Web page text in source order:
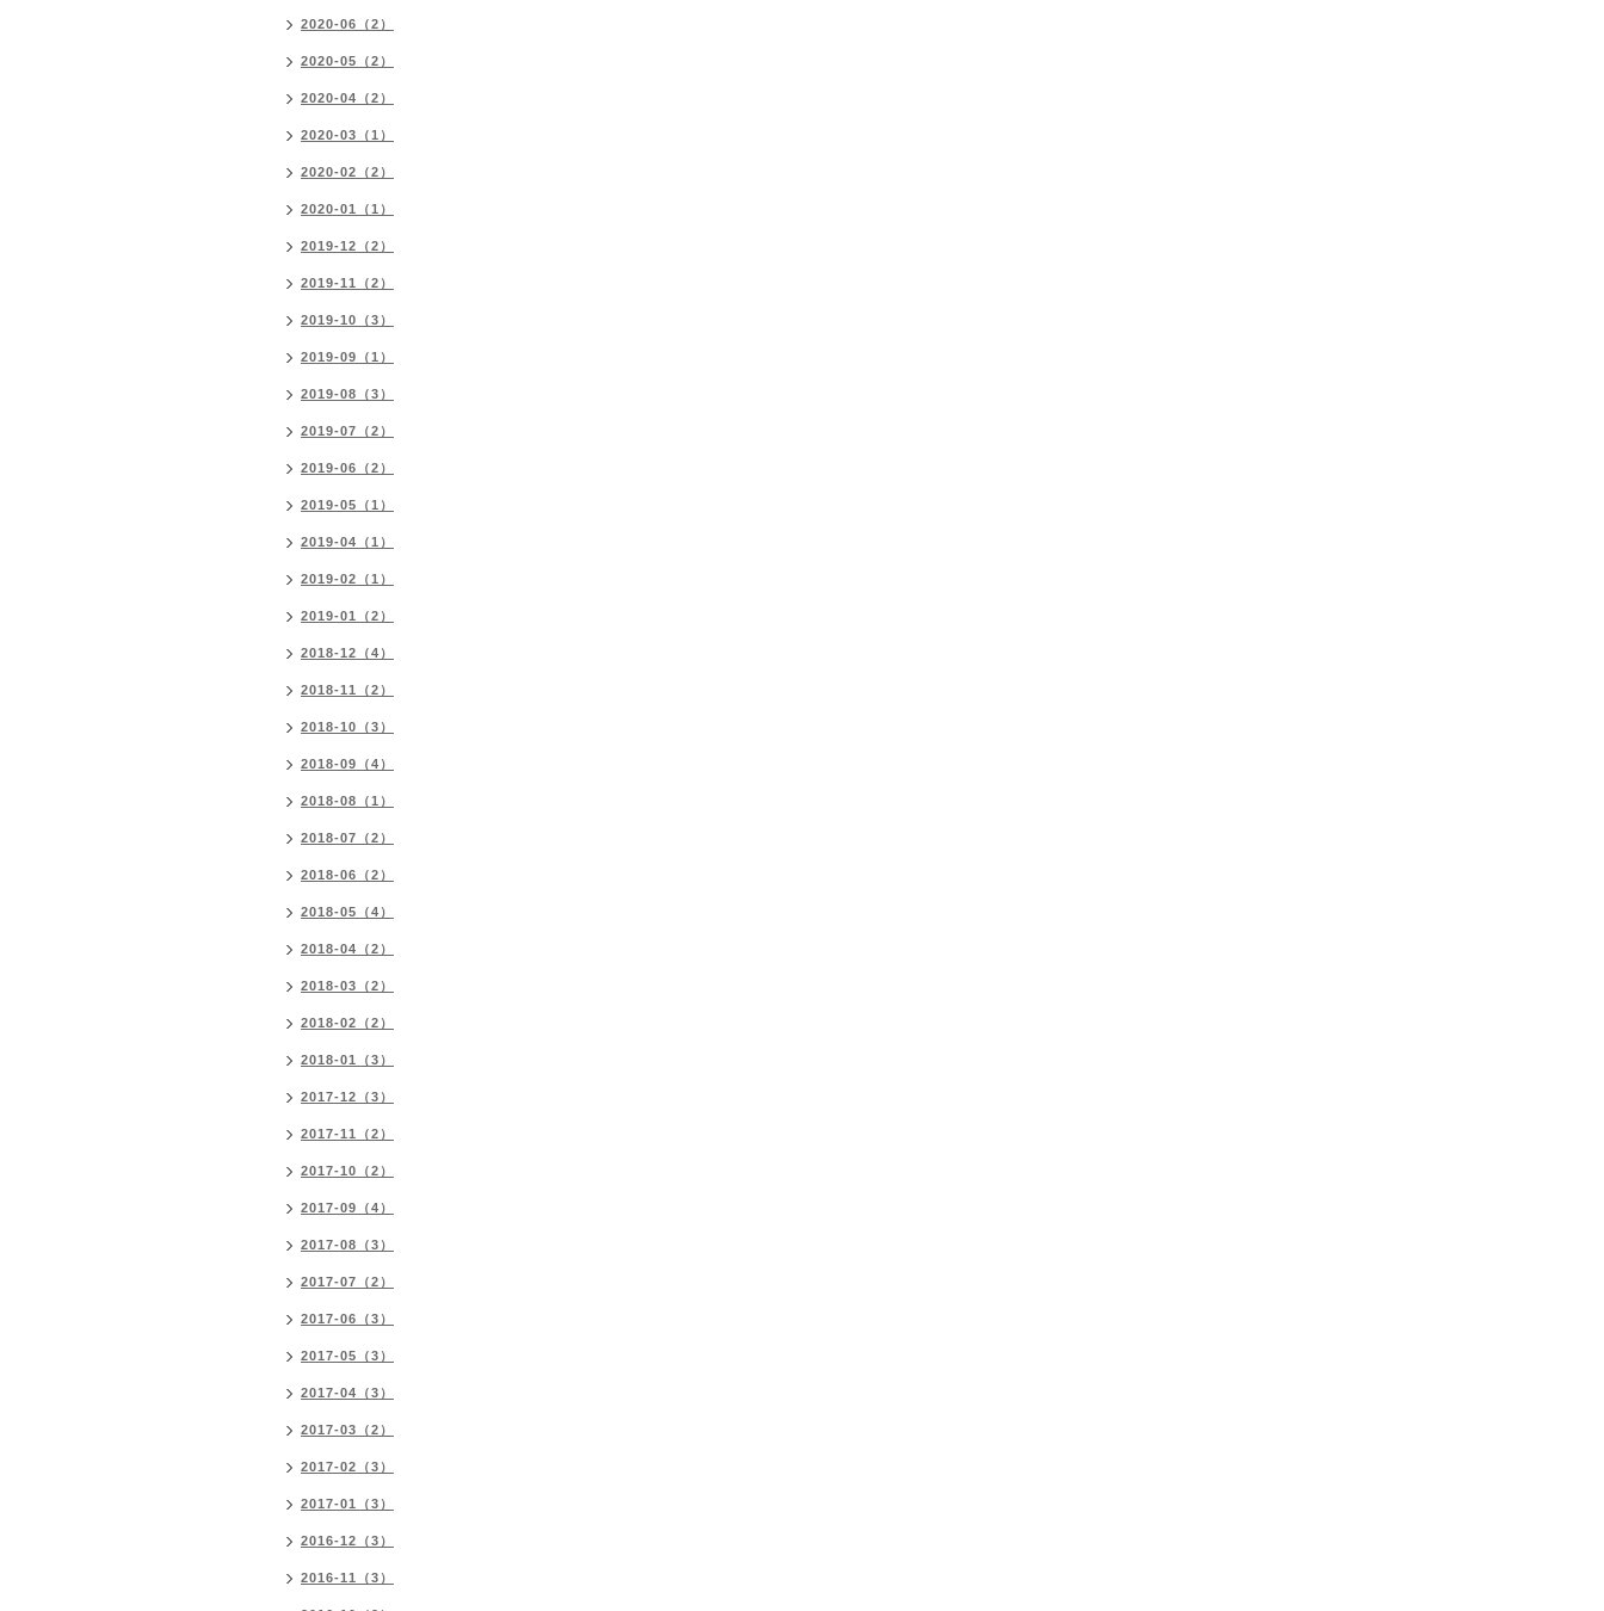
2020-06（2）
2020-05（2）
2020-04（2）
2020-03（1）
2020-02（2）
2020-01（1）
2019-12（2）
2019-11（2）
2019-10（3）
2019-09（1）
2019-08（3）
2019-07（2）
2019-06（2）
2019-05（1）
2019-04（1）
2019-02（1）
2019-01（2）
2018-12（4）
2018-11（2）
2018-10（3）
2018-09（4）
2018-08（1）
2018-07（2）
2018-06（2）
2018-05（4）
2018-04（2）
2018-03（2）
2018-02（2）
2018-01（3）
2017-12（3）
2017-11（2）
2017-10（2）
2017-09（4）
2017-08（3）
2017-07（2）
2017-06（3）
2017-05（3）
2017-04（3）
2017-03（2）
2017-02（3）
2017-01（3）
2016-12（3）
2016-11（3）